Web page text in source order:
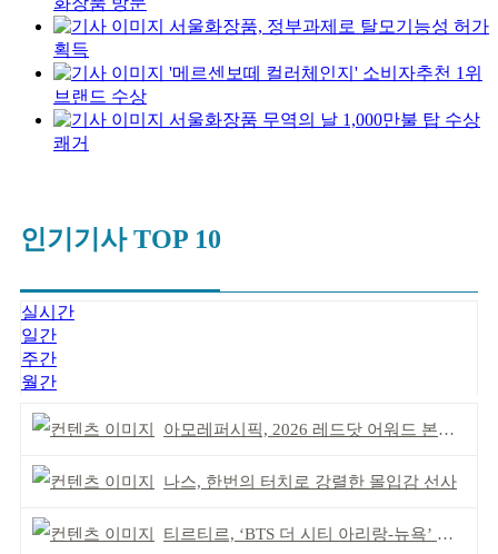
서울화장품, 정부과제로 탈모기능성 허가
획득
'메르센보떼 컬러체인지' 소비자추천 1위
브랜드 수상
서울화장품 무역의 날 1,000만불 탑 수상
쾌거
인기기사 TOP 10
실시간
일간
주간
월간
아모레퍼시픽, 2026 레드닷 어워드 본상 2개 수상
나스, 한번의 터치로 강렬한 몰입감 선사
티르티르, ‘BTS 더 시티 아리랑-뉴욕’ 참여